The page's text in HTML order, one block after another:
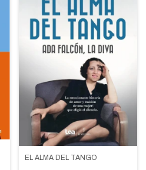
EL ALMA DEL TANGO